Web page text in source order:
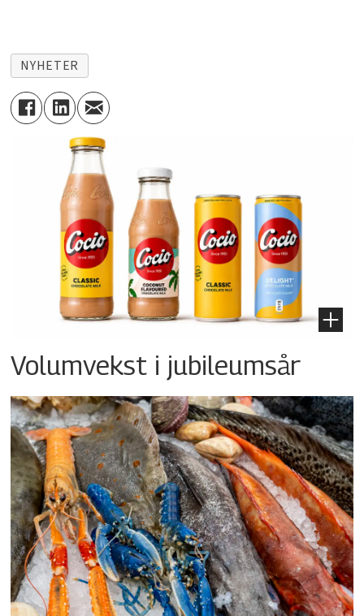
NYHETER
Volumvekst i jubileumsår